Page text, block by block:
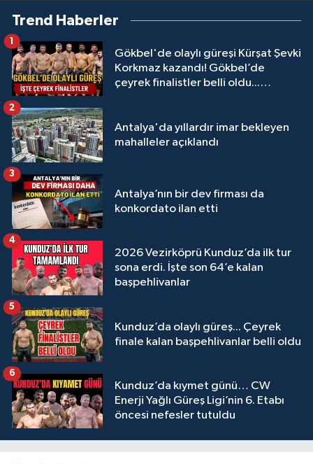
Trend Haberler
Gökbel'de olaylı güreşi Kürşat Şevki
Korkmaz kazandı! Gökbel’de
çeyrek finalistler belli oldu...
1
Antalya'da yıllardır imar bekleyen
mahalleler açıklandı
2
Antalya’nın bir dev firması da
konkordato ilan etti
3
2026 Vezirköprü Kunduz’da ilk tur
sona erdi. İşte son 64’e kalan
başpehlivanlar
4
Kunduz’da olaylı güreş... Çeyrek
finale kalan başpehlivanlar belli oldu
5
Kunduz’da kıymet günü… CW
Enerji Yağlı Güreş Ligi’nin 6. Etabı
öncesi nefesler tutuldu
6